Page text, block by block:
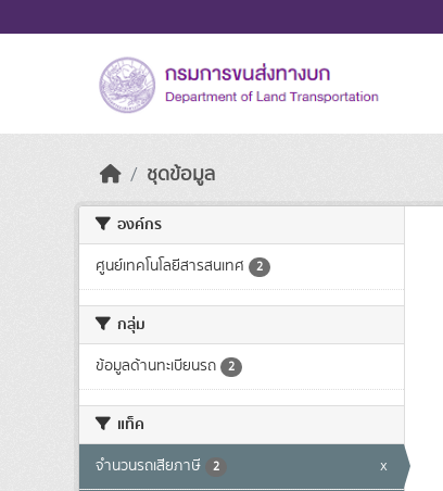
ชุดข้อมูล
องค์กร
ศูนย์เทคโนโลยีสารสนเทศ 2
กลุ่ม
ข้อมูลด้านทะเบียนรถ 2
แท็ค
จำนวนรถเสียภาษี 2 x